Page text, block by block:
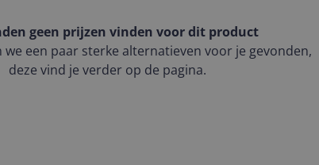
geen prijzen vinden voor dit product
we een paar sterke alternatieven voor je gevonden,
deze vind je verder op de pagina.